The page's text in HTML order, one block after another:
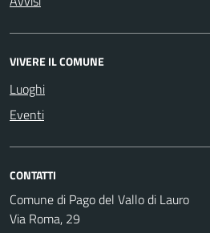
VIVERE IL COMUNE
Luoghi
Eventi
CONTATTI
Comune di Pago del Vallo di Lauro
Via Roma, 29